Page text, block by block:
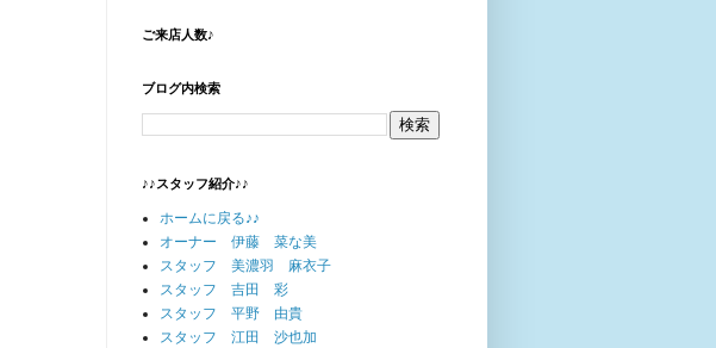
ご来店人数♪
ブログ内検索
♪♪スタッフ紹介♪♪
ホームに戻る♪♪
オーナー 伊藤 菜な美
スタッフ 美濃羽 麻衣子
スタッフ 吉田 彩
スタッフ 平野 由貴
スタッフ 江田 沙也加